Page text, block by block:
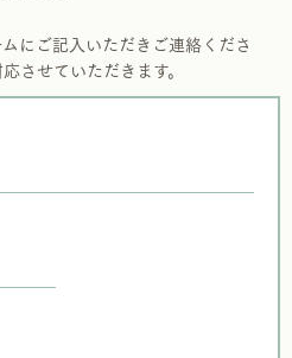
にご記入いただきご連絡くださ
させていただきます。